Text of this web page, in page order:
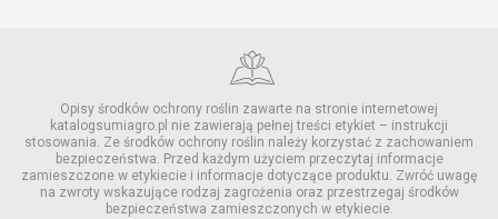
Opisy środków ochrony roślin zawarte na stronie internetowej
katalogsumiagro.pl nie zawierają pełnej treści etykiet – instrukcji
stosowania. Ze środków ochrony roślin należy korzystać z zachowaniem
bezpieczeństwa. Przed każdym użyciem przeczytaj informacje
zamieszczone w etykiecie i informacje dotyczące produktu. Zwróć uwagę
na zwroty wskazujące rodzaj zagrożenia oraz przestrzegaj środków
bezpieczeństwa zamieszczonych w etykiecie.